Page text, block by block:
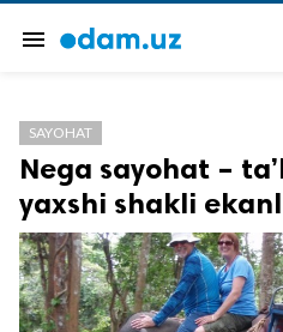
menu
SAYOHAT
Nega sayohat –
yaxshi shakli